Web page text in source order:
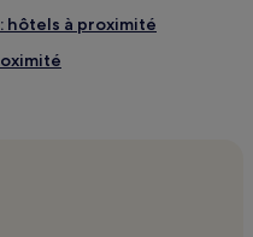
hôtels à proximité
: Hôtels avec petit-